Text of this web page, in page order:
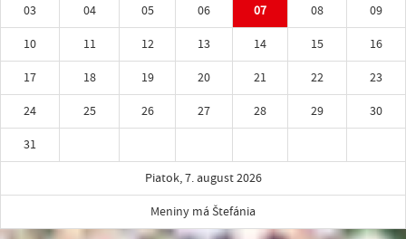
03
04 05 06 07 08
09
10
11 12 13 14 15
16
17
18 19 20 21 22
23
24
25 26 27 28 29
30
31
Piatok, 7. august 2026
Meniny má Štefánia